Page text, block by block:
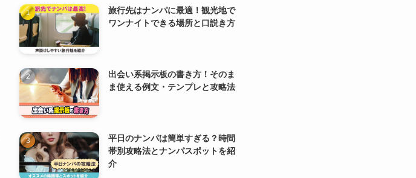
旅行先はナンパに最適！観光地で
ワンナイトできる場所と口説き方
出会い系掲示板の書き方！そのま
ま使える例文・テンプレと攻略法
平日のナンパは簡単すぎる？時間
帯別攻略法とナンパスポットを紹
介